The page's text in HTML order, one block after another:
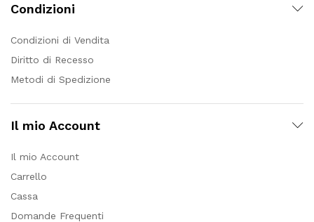
Condizioni
Condizioni di Vendita
Diritto di Recesso
Metodi di Spedizione
Il mio Account
Il mio Account
Carrello
Cassa
Domande Frequenti